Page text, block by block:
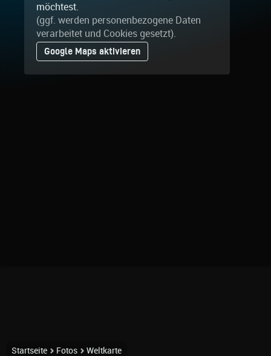
möchtest.
(ggf. werden personen­bezogene Daten
verarbeitet und Cookies gesetzt).
Google Maps aktivieren
Startseite Fotos Weltkarte